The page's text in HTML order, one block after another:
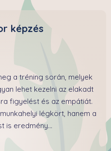
képzés
a tréning során, melyek
lehet kezelni az elakadt
figyelést és az empátiát.
légkört, hanem a
is eredmény...